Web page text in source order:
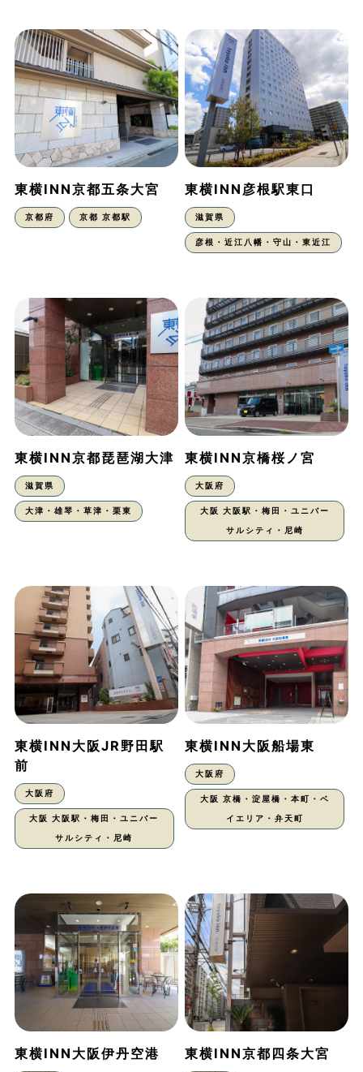
東横INN京都五条大宮
京都府 京都 京都駅
東横INN彦根駅東口
滋賀県
彦根・近江八幡・守山・東近江
東横INN京都琵琶湖大津
滋賀県
大津・雄琴・草津・栗東
東横INN京橋桜ノ宮
大阪府
大阪 大阪駅・梅田・ユニバー
サルシティ・尼崎
東横INN大阪JR野田駅
前
大阪府
大阪 大阪駅・梅田・ユニバー
サルシティ・尼崎
東横INN大阪船場東
大阪府
大阪 京橋・淀屋橋・本町・ベ
イエリア・弁天町
東横INN大阪伊丹空港 東横INN京都四条大宮